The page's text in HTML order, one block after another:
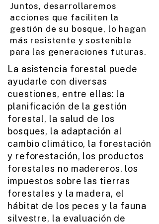
Juntos, desarrollaremos
acciones que faciliten la
gestión de su bosque, lo hagan
más resistente y sostenible
para las generaciones futuras.
La asistencia forestal puede
ayudarle con diversas
cuestiones, entre ellas: la
planificación de la gestión
forestal, la salud de los
bosques, la adaptación al
cambio climático, la forestación
y reforestación, los productos
forestales no madereros, los
impuestos sobre las tierras
forestales y la madera, el
hábitat de los peces y la fauna
silvestre, la evaluación de